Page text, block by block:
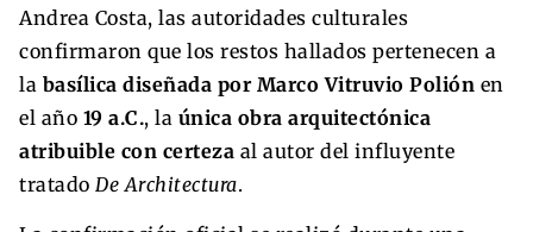
Andrea Costa, las autoridades culturales
confirmaron que los restos hallados pertenecen a
la basílica diseñada por Marco Vitruvio Polión en
el año 19 a.C., la única obra arquitectónica
atribuible con certeza al autor del influyente
tratado De Architectura.